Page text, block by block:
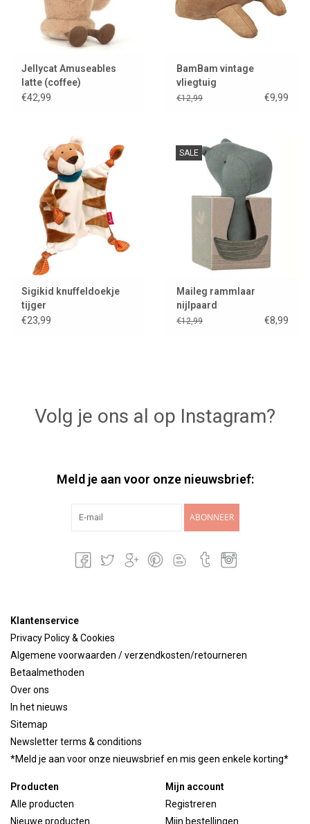
Jellycat Amuseables
latte (coffee)
€42,99
BamBam vintage
vliegtuig
€12,99 €9,99
Sigikid knuffeldoekje
tijger
€23,99
SALE
Maileg rammlaar
nijlpaard
€12,99 €8,99
Volg je ons al op Instagram?
Meld je aan voor onze nieuwsbrief:
ABONNEER
Klantenservice
Privacy Policy & Cookies
Algemene voorwaarden / verzendkosten/retourneren
Betaalmethoden
Over ons
In het nieuws
Sitemap
Newsletter terms & conditions
*Meld je aan voor onze nieuwsbrief en mis geen enkele korting*
Producten
Alle producten
Nieuwe producten
Mijn account
Registreren
Mijn bestellingen